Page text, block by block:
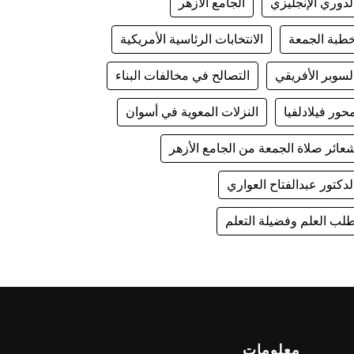
الدوري الإنجليزي الجامع الأزهر
الجمعة الانتخابات الرئاسية الأمريكية
السوبر الأفريقي التصالح في مخالفات البناء
فيلادلفيا النزلات المعوية في أسوان
صلاة الجمعة من الجامع الأزهر
الدكتور عبدالفتاح العواري
العلم وفضيلة التعلم
معلومات